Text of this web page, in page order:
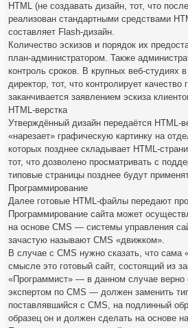
HTML (не создавать дизайн, тот, что
реализован стандартными средствами
составляет Flash-дизайн.
Количество эскизов и порядок их
план-администратором. Также
контроль сроков. В крупных веб-студиях
директор, тот, что контролирует
заканчивается заявлением эскиза
HTML-верстка
Утверждённый дизайн передаётся HTML-
«нарезает» графическую картинку на
которых позднее складывает HTML-
тот, что дозволено просматривать с
типовые страницы позднее будут
Программирование
Далее готовые HTML-файлы передают
Программирование сайта может
на основе CMS — системы управления
зачастую называют CMS «движком».
В случае с CMS нужно сказать, что сама
смысле это готовый сайт, состоящий из
«Программист» — в данном случае верно
экспертом по CMS — должен заменить
поставлявшийся с CMS, на подлинный
образец он и должен сделать на основе